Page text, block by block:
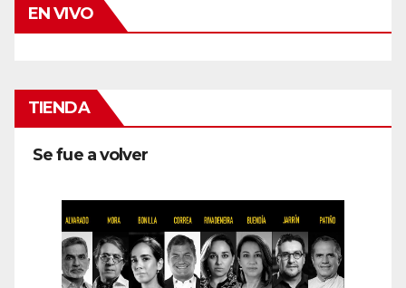
EN VIVO
TIENDA
Se fue a volver